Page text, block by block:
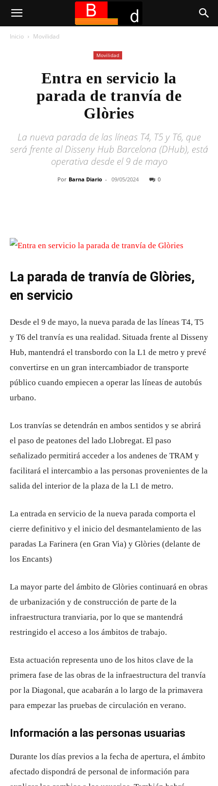
Inicio Movilidad
Movilidad
Entra en servicio la
parada de tranvía de
Glòries
La nueva parada de las líneas T4, T5 y T6, que
será frente al Disseny Hub Barcelona (DHub), está
operativa desde el 9 de mayo
Por Barna Diario - 09/05/2024 0
La parada de tranvía de Glòries,
en servicio
Desde el 9 de mayo, la nueva parada de las líneas T4, T5
y T6 del tranvía es una realidad. Situada frente al Disseny
Hub, mantendrá el transbordo con la L1 de metro y prevé
convertirse en un gran intercambiador de transporte
público cuando empiecen a operar las líneas de autobús
urbano.
Los tranvías se detendrán en ambos sentidos y se abrirá
el paso de peatones del lado Llobregat. El paso
señalizado permitirá acceder a los andenes de TRAM y
facilitará el intercambio a las personas provenientes de la
salida del interior de la plaza de la L1 de metro.
La entrada en servicio de la nueva parada comporta el
cierre definitivo y el inicio del desmantelamiento de las
paradas La Farinera (en Gran Via) y Glòries (delante de
los Encants)
La mayor parte del ámbito de Glòries continuará en obras
de urbanización y de construcción de parte de la
infraestructura tranviaria, por lo que se mantendrá
restringido el acceso a los ámbitos de trabajo.
Esta actuación representa uno de los hitos clave de la
primera fase de las obras de la infraestructura del tranvía
por la Diagonal, que acabarán a lo largo de la primavera
para empezar las pruebas de circulación en verano.
Información a las personas usuarias
Durante los días previos a la fecha de apertura, el ámbito
afectado dispondrá de personal de información para